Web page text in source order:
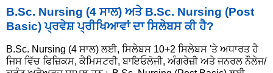
B.Sc. Nursing (4 ਸਾਲ) ਅਤੇ B.Sc. Nursing (Post
Basic) ਪ੍ਰਵੇਸ਼ ਪ੍ਰੀਖਿਆਵਾਂ ਦਾ ਸਿਲੇਬਸ ਕੀ ਹੈ?
B.Sc. Nursing (4 ਸਾਲ) ਲਈ, ਸਿਲੇਬਸ 10+2 ਸਿਲੇਬਸ 'ਤੇ ਅਧਾਰਤ ਹੈ
ਜਿਸ ਵਿੱਚ ਫਿਜ਼ਿਕਸ, ਕੈਮਿਸਟਰੀ, ਬਾਇਓਲੋਜੀ, ਅੰਗਰੇਜ਼ੀ ਅਤੇ ਜਨਰਲ ਨੌਲੇਜ/